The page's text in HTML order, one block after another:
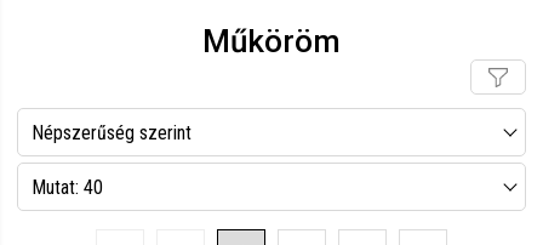
Műköröm
Népszerűség szerint
Név szerint csökkenő
Mutat: 40